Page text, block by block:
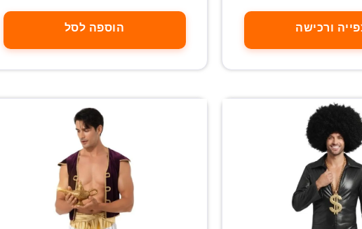
ורכישה הוספה לסל